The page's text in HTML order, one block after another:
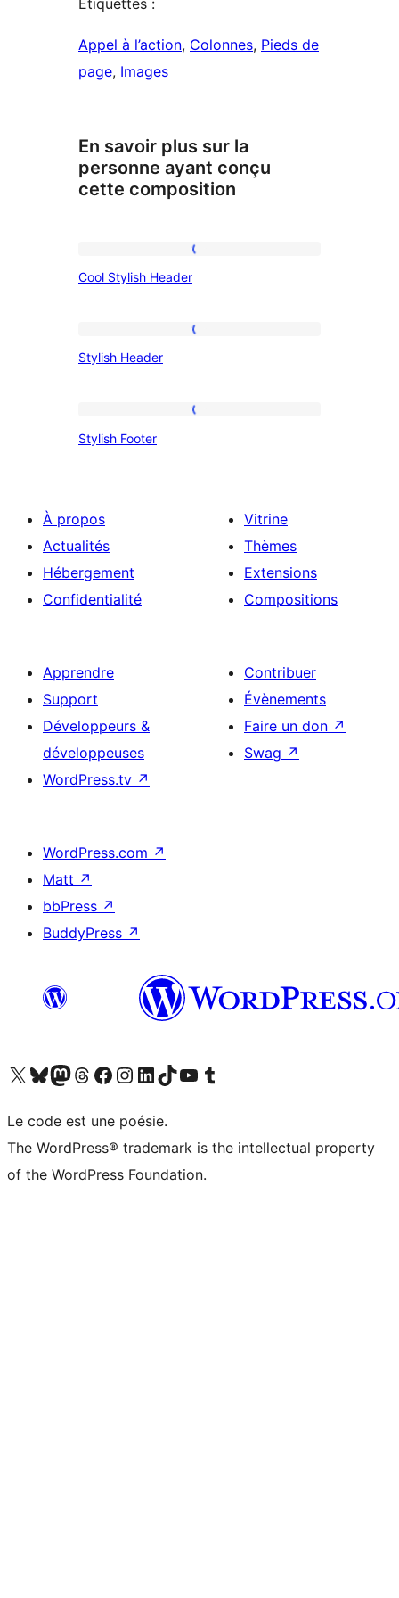
Étiquettes :
Appel à l’action, Colonnes, Pieds de
page, Images
En savoir plus sur la
personne ayant conçu
cette composition
Cool Stylish Header
Stylish Header
Stylish Footer
À propos
Actualités
Hébergement
Confidentialité
Vitrine
Thèmes
Extensions
Compositions
Apprendre
Support
Développeurs &
développeuses
WordPress.tv ↗
Contribuer
Évènements
Faire un don ↗
Swag ↗
WordPress.com ↗
Matt ↗
bbPress ↗
BuddyPress ↗
Visitez notre compte X (précédemment Twitter)
Visiter notre compte Bluesky
Visiter notre compte Mastodon
Visiter notre compte Threads
Consulter notre compte Facebook
Consulter notre compte Instagram
Consulter notre compte LinkedIn
Visiter notre compte TokTok
Visiter notre chaîne YouTube
Visiter notre compte Tumblr
Le code est une poésie.
The WordPress® trademark is the intellectual property
of the WordPress Foundation.